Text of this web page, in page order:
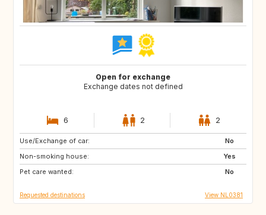
Open for exchange
Exchange dates not defined
6 2 2
Use/Exchange of car:
No
Non-smoking house:
Yes
Pet care wanted:
No
DK
IT
FR
Requested destinations View NL0381